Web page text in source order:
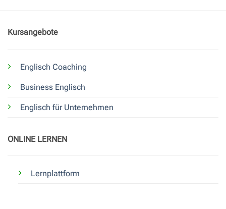
Kursangebote
Englisch Coaching
Business Englisch
Englisch für Unternehmen
ONLINE LERNEN
Lernplattform